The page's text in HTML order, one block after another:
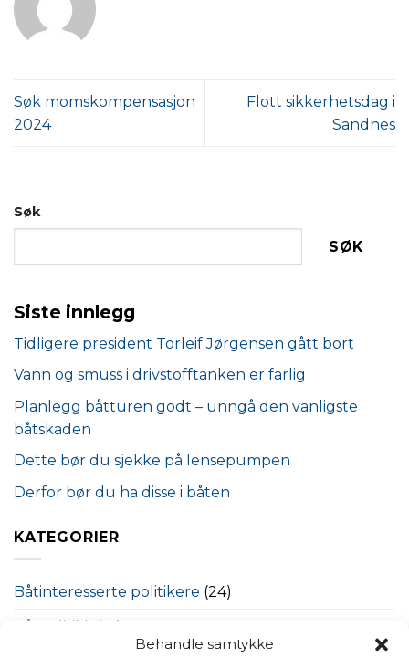
Behandle samtykke
Søk momskompensasjon
2024
Flott sikkerhetsdag i
Sandnes
Søk
SØK
Siste innlegg
Tidligere president Torleif Jørgensen gått bort
Vann og smuss i drivstofftanken er farlig
Planlegg båtturen godt – unngå den vanligste
båtskaden
Dette bør du sjekke på lensepumpen
Derfor bør du ha disse i båten
KATEGORIER
Båtinteresserte politikere (24)